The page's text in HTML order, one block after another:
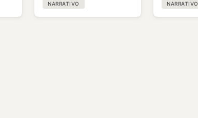
NARRATIVO NARRATIVO